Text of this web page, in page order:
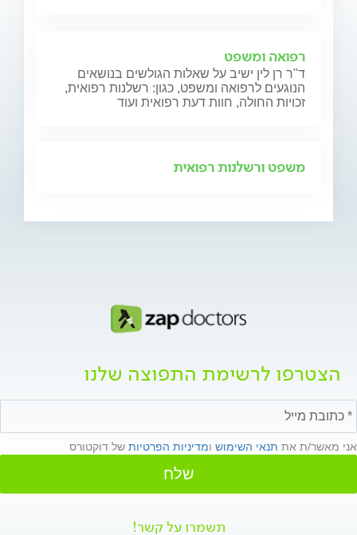
רפואה ומשפט
ד"ר רן לין ישיב על שאלות הגולשים בנושאים
הנוגעים לרפואה ומשפט, כגון: רשלנות רפואית,
זכויות החולה, חוות דעת רפואית ועוד
משפט ורשלנות רפואית
הצטרפו לרשימת התפוצה שלנו
אני מאשר/ת את תנאי השימוש ומדיניות הפרטיות של דוקטורס
שלח
תשמרו על קשר!